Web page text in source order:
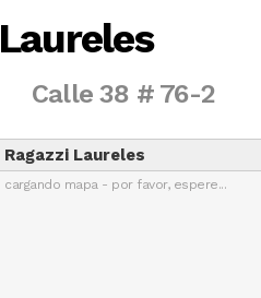
Laureles
Calle 38 # 76-2
Ragazzi Laureles
cargando mapa - por favor, espere...